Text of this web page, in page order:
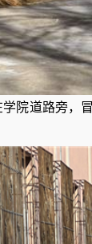
院道路旁，